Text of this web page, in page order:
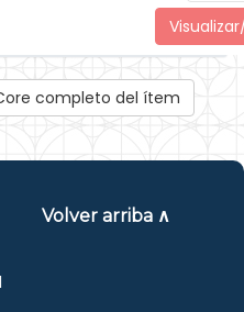
completo del ítem
Volver arriba ∧